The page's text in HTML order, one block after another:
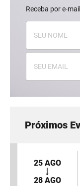
Receba por e-
Próximos
25 AGO
28 AGO